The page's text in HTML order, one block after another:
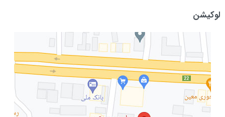
لوکیشن